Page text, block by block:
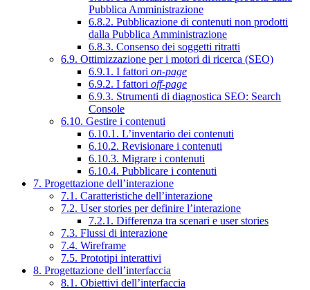
Pubblica Amministrazione
6.8.2. Pubblicazione di contenuti non prodotti
dalla Pubblica Amministrazione
6.8.3. Consenso dei soggetti ritratti
6.9. Ottimizzazione per i motori di ricerca (SEO)
6.9.1. I fattori on-page
6.9.2. I fattori off-page
6.9.3. Strumenti di diagnostica SEO: Search
Console
6.10. Gestire i contenuti
6.10.1. L’inventario dei contenuti
6.10.2. Revisionare i contenuti
6.10.3. Migrare i contenuti
6.10.4. Pubblicare i contenuti
7. Progettazione dell’interazione
7.1. Caratteristiche dell’interazione
7.2. User stories per definire l’interazione
7.2.1. Differenza tra scenari e user stories
7.3. Flussi di interazione
7.4. Wireframe
7.5. Prototipi interattivi
8. Progettazione dell’interfaccia
8.1. Obiettivi dell’interfaccia